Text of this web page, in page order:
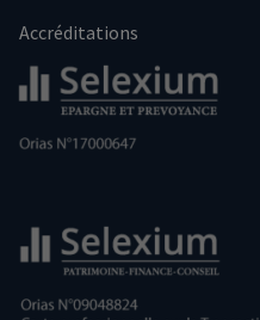
Accréditations